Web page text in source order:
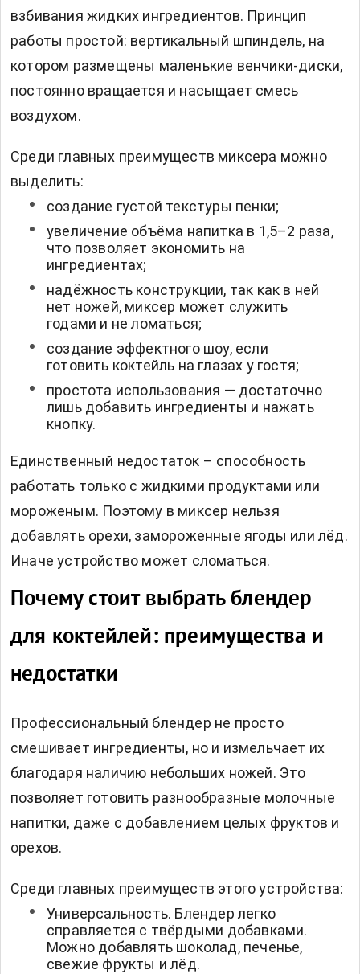
взбивания жидких ингредиентов. Принцип
работы простой: вертикальный шпиндель, на
котором размещены маленькие венчики-диски,
постоянно вращается и насыщает смесь
воздухом.
Среди главных преимуществ миксера можно
выделить:
создание густой текстуры пенки;
увеличение объёма напитка в 1,5–2 раза,
что позволяет экономить на
ингредиентах;
надёжность конструкции, так как в ней
нет ножей, миксер может служить
годами и не ломаться;
создание эффектного шоу, если
готовить коктейль на глазах у гостя;
простота использования — достаточно
лишь добавить ингредиенты и нажать
кнопку.
Единственный недостаток – способность
работать только с жидкими продуктами или
мороженым. Поэтому в миксер нельзя
добавлять орехи, замороженные ягоды или лёд.
Иначе устройство может сломаться.
Почему стоит выбрать блендер
для коктейлей: преимущества и
недостатки
Профессиональный блендер не просто
смешивает ингредиенты, но и измельчает их
благодаря наличию небольших ножей. Это
позволяет готовить разнообразные молочные
напитки, даже с добавлением целых фруктов и
орехов.
Среди главных преимуществ этого устройства:
Универсальность. Блендер легко
справляется с твёрдыми добавками.
Можно добавлять шоколад, печенье,
свежие фрукты и лёд.